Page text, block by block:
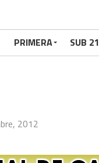
PRIMERA SUB 21
2012